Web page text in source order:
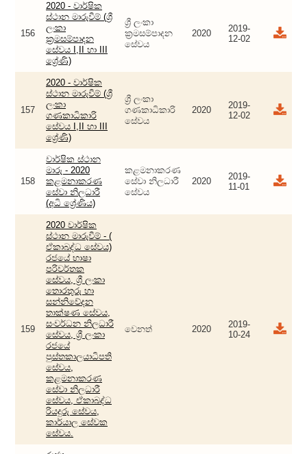
156
2020 - වාර්ෂික
ස්ථාන මාරුවීම් (ශ්‍රී
ලංකා
ක්‍රමසම්පාදන
සේවය I,II හා III
ශ්‍රේණි)
ශ්‍රී ලංකා
ක්‍රමසම්පාදන
සේවය
2020
2019-
12-02
157
2020 - වාර්ෂික
ස්ථාන මාරුවීම් (ශ්‍රී
ලංකා
ගණකාධිකාරි
සේවය I,II හා III
ශ්‍රේණි)
ශ්‍රී ලංකා
ගණකාධිකාරි
සේවය
2020
2019-
12-02
158
වාර්ෂික ස්ථාන
මාරු - 2020
කළමනාකරණ
සේවා නිලධාරී
(අධි ශ්‍රේණිය)
කළමනාකරණ
සේවා නිලධාරී
සේවය
2020
2019-
11-01
159
2020 වාර්ෂික
ස්ථාන මාරුවීම් - (
ඒකාබද්ධ සේවය)
රජයේ භාෂා
පරිවර්තක
සේවය, ශ්‍රී ලංකා
තොරතුරු හා
සන්නිවේදන
තාක්ෂණ සේවය,
සංවර්ධන නිලධාරී
සේවය, ශ්‍රී ලංකා
රජයේ
පුස්තකාලයාධිපති
සේවය,
කළමනාකරණ
සේවා නිලධාරී
සේවය, ඒකාබද්ධ
රියදුරු සේවය,
කාර්යාල සේවක
සේවය.
වෙනත් 2020
2019-
10-24